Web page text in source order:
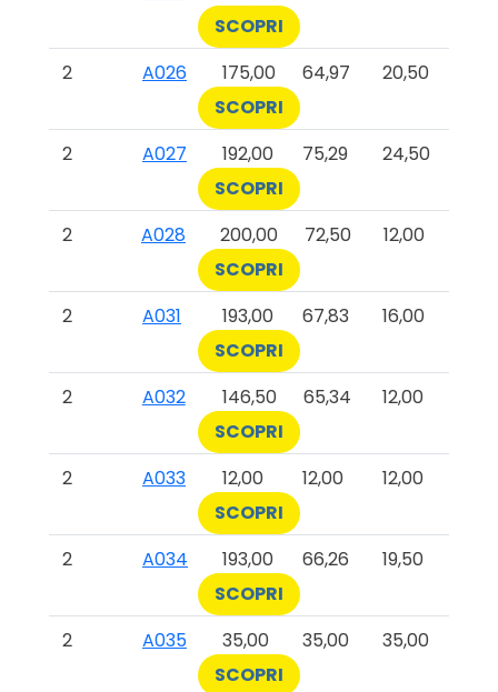
SCOPRI
2
A026 175,00 64,97
20,50
SCOPRI
2
A027 192,00 75,29
24,50
SCOPRI
2
A028 200,00 72,50
12,00
SCOPRI
2
A031 193,00 67,83
16,00
SCOPRI
2
A032 146,50 65,34
12,00
SCOPRI
2
A033 12,00 12,00
12,00
SCOPRI
2
A034 193,00 66,26
19,50
SCOPRI
2
A035 35,00 35,00
35,00
SCOPRI